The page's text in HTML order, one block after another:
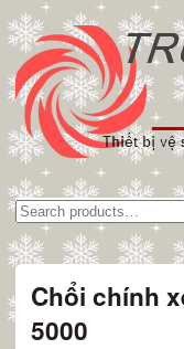
Tìm
kiếm:
Chổi chính
5000